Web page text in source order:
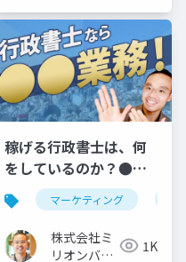
稼げる行政書士は、何
をしているのか？●●
業務がお勧めの理由
マーケティング
株式会社ミ
リオンバリ
1K